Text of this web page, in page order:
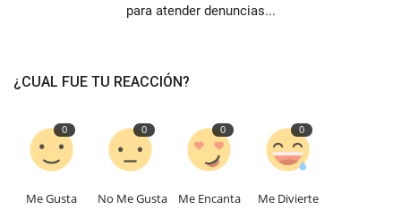
para atender denuncias...
¿CUAL FUE TU REACCIÓN?
0
Me Gusta
0
No Me Gusta
0
Me Encanta
0
Me Divierte